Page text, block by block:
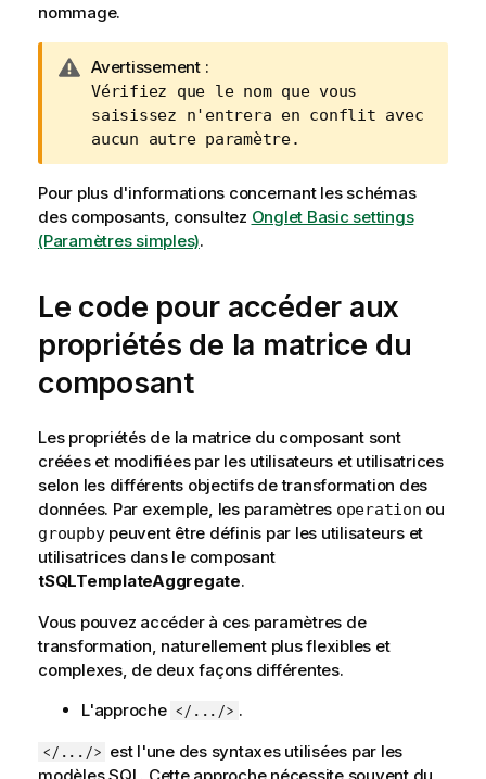
nommage.
N
o
t
e
I
n
f
o
a
i
o
n
Avertissement :
Vérifiez que le nom que vous
saisissez n'entrera en conflit avec
aucun autre paramètre.
Pour plus d'informations concernant les schémas
des composants, consultez Onglet Basic settings
(Paramètres simples).
Le code pour accéder aux
propriétés de la matrice du
composant
Les propriétés de la matrice du composant sont
créées et modifiées par les utilisateurs et utilisatrices
selon les différents objectifs de transformation des
données. Par exemple, les paramètres operation ou
groupbypeuvent être définis par les utilisateurs et
utilisatrices dans le composant
tSQLTemplateAggregate.
Vous pouvez accéder à ces paramètres de
transformation, naturellement plus flexibles et
complexes, de deux façons différentes.
L'approche </.../> .
</.../> est l'une des syntaxes utilisées par les